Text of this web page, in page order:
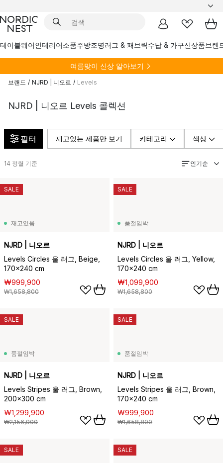
테이블웨어인테리어소품주방조명러그 & 패브릭수납 & 가구신상품브랜
여름맞이 신상 알아보기
브랜드 / NJRD | 니오르 / Levels
NJRD | 니오르 Levels 콜렉션
필터 재고있는 제품만 보기 카테고리 색상
14 정렬 기준 인기순
재고있음
NJRD | 니오르
Levels Circles 울 러그, Beige,
170x240 cm
₩999,900
₩1,658,800
SALE
품절임박
NJRD | 니오르
Levels Circles 울 러그, Yellow,
170x240 cm
₩1,099,900
₩1,658,800
SALE
품절임박
NJRD | 니오르
Levels Stripes 울 러그, Brown,
200x300 cm
₩1,299,900
₩2,156,900
SALE
품절임박
NJRD | 니오르
Levels Stripes 울 러그, Brown,
170x240 cm
₩999,900
₩1,658,800
SALE
SALE SALE